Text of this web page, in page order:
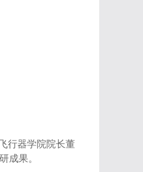
行器学院院长董
成果。